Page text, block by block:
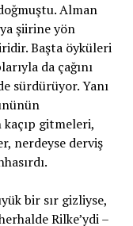
Alman
şiirine yön
Başta öyküleri
da çağını
sürdürüyor. Yanı
gitmeleri,
nerdeyse derviş
bir sır gizliyse,
Rilke’ydi –